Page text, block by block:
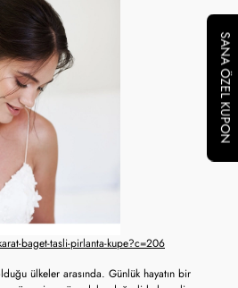
baget-tasli-pirlanta-kupe?c=206
ülkeler arasında. Günlük hayatın bir
SANA ÖZEL KUPON